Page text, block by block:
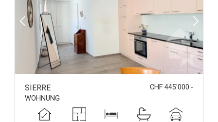
SIERRE
CHF 445'000.-
WOHNUNG